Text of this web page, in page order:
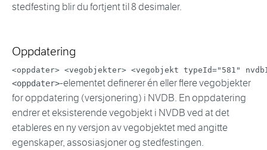
stedfesting blir du fortjent til 8 desimaler.
Oppdatering
<oppdater> <vegobjekter> <vegobjekt typeId=" 581 "
<oppdater>-elementet definerer én eller flere vegobjekter
for oppdatering (versjonering) i NVDB. En oppdatering
endrer et eksisterende vegobjekt i NVDB ved at det
etableres en ny versjon av vegobjektet med angitte
egenskaper, assosiasjoner og stedfestingen.